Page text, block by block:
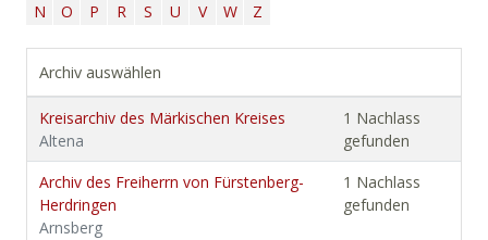
N
O P R S U V W Z
Archiv auswählen
Kreisarchiv des Märkischen Kreises
Altena
1 Nachlass
gefunden
Archiv des Freiherrn von Fürstenberg-
Herdringen
Arnsberg
1 Nachlass
gefunden